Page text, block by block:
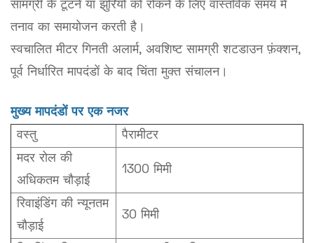
सामग्री के टूटने या झुर्रियों को रोकने के लिए वास्तविक समय में
तनाव का समायोजन करती है।
स्वचालित मीटर गिनती अलार्म, अवशिष्ट सामग्री शटडाउन फ़ंक्शन,
पूर्व निर्धारित मापदंडों के बाद चिंता मुक्त संचालन।
मुख्य मापदंडों पर एक नजर
वस्तु
पैरामीटर
मदर रोल की
अधिकतम चौड़ाई
1300 मिमी
रिवाइंडिंग की न्यूनतम
चौड़ाई
30 मिमी